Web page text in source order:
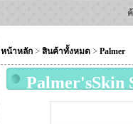
หน้าหลัก > สินค้าทั้งหมด > Palmer
Palmer'sSkin
ครีมปรับสีผิว